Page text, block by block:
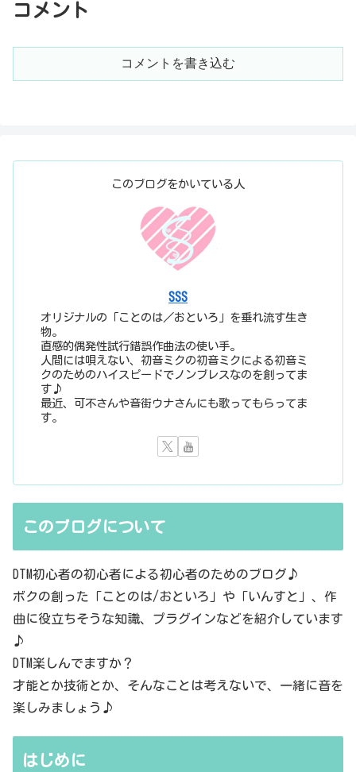
コメント
コメントを書き込む
このブログをかいている人
SSS
オリジナルの「ことのは／おといろ」を垂れ流す生き
物。
直感的偶発性試行錯誤作曲法の使い手。
人間には唄えない、初音ミクの初音ミクによる初音ミ
クのためのハイスピードでノンブレスなのを創ってま
す♪
最近、可不さんや音街ウナさんにも歌ってもらってま
す。
このブログについて
DTM初心者の初心者による初心者のためのブログ♪
ボクの創った「ことのは/おといろ」や「いんすと」、作
曲に役立ちそうな知識、プラグインなどを紹介しています
♪
DTM楽しんでますか？
才能とか技術とか、そんなことは考えないで、一緒に音を
楽しみましょう♪
はじめに